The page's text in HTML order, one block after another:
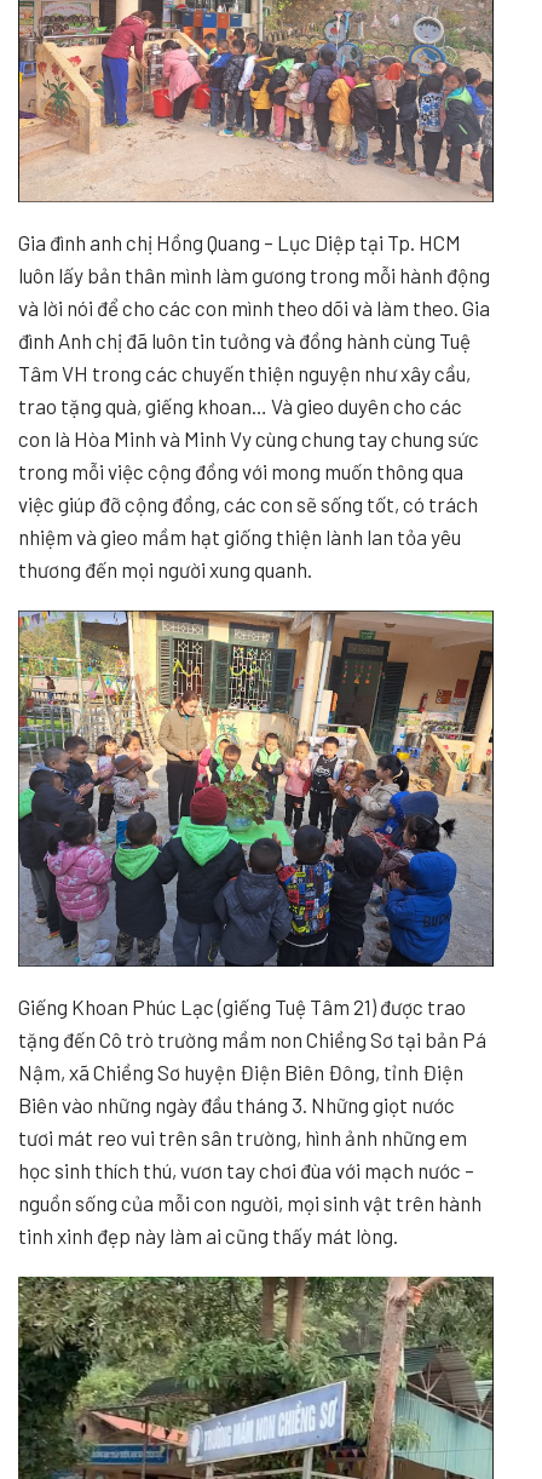
Gia đình anh chị Hồng Quang – Lục Diệp tại Tp. HCM
luôn lấy bản thân mình làm gương trong mỗi hành động
và lời nói để cho các con mình theo dõi và làm theo. Gia
đình Anh chị đã luôn tin tưởng và đồng hành cùng Tuệ
Tâm VH trong các chuyến thiện nguyện như xây cầu,
trao tặng quà, giếng khoan… Và gieo duyên cho các
con là Hòa Minh và Minh Vy cùng chung tay chung sức
trong mỗi việc cộng đồng với mong muốn thông qua
việc giúp đỡ cộng đồng, các con sẽ sống tốt, có trách
nhiệm và gieo mầm hạt giống thiện lành lan tỏa yêu
thương đến mọi người xung quanh.
Giếng Khoan Phúc Lạc (giếng Tuệ Tâm 21) được trao
tặng đến Cô trò trường mầm non Chiềng Sơ tại bản Pá
Nậm, xã Chiềng Sơ huyện Điện Biên Đông, tỉnh Điện
Biên vào những ngày đầu tháng 3. Những giọt nước
tươi mát reo vui trên sân trường, hình ảnh những em
học sinh thích thú, vươn tay chơi đùa với mạch nước –
nguồn sống của mỗi con người, mọi sinh vật trên hành
tinh xinh đẹp này làm ai cũng thấy mát lòng.